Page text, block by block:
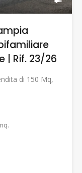
| Rif. 23/26
di 150 Mq,